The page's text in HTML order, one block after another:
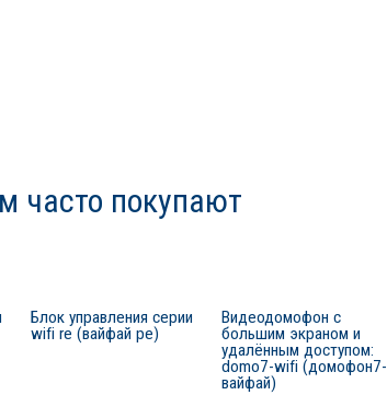
часто покупают
Блок управления серии
wifi re (вайфай ре)
Видеодомофон с
большим экраном и
удалённым доступом:
domo7-wifi (домофон7-
вайфай)